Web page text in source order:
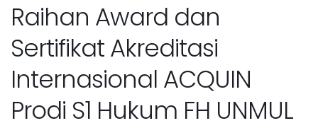
Raihan Award dan
Sertifikat Akreditasi
Internasional ACQUIN
Prodi S1 Hukum FH UNMUL